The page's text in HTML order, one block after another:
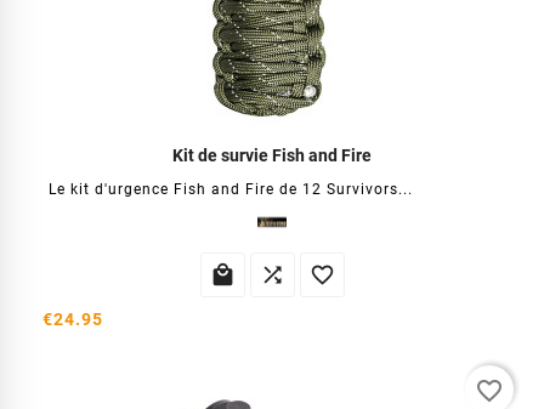
Kit de survie Fish and Fire
Le kit d'urgence Fish and Fire de 12 Survivors...
  
€24.95
favorite_border